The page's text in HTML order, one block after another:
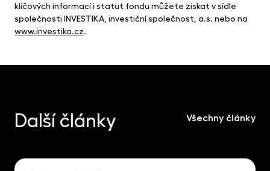
klíčových informací i statut fondu můžete získat v sídle
společnosti INVESTIKA, investiční společnost, a.s. nebo na
www.investika.cz
Další články Všechny články